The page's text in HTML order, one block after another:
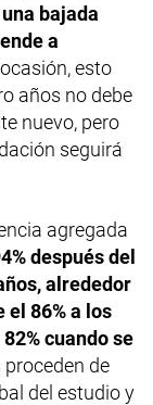
bajada
a
esto
años no debe
nuevo, pero
seguirá
agregada
después del
alrededor
el 86% a los
cuando se
proceden de
del estudio y